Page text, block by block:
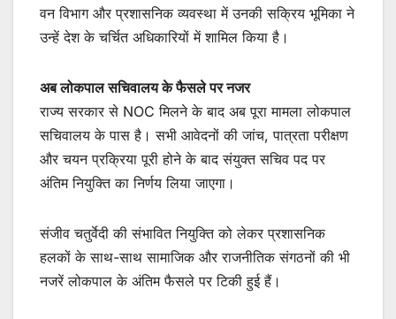
वन विभाग और प्रशासनिक व्यवस्था में उनकी सक्रिय भूमिका ने
उन्हें देश के चर्चित अधिकारियों में शामिल किया है।
अब लोकपाल सचिवालय के फैसले पर नजर
राज्य सरकार से NOC मिलने के बाद अब पूरा मामला लोकपाल
सचिवालय के पास है। सभी आवेदनों की जांच, पात्रता परीक्षण
और चयन प्रक्रिया पूरी होने के बाद संयुक्त सचिव पद पर
अंतिम नियुक्ति का निर्णय लिया जाएगा।
संजीव चतुर्वेदी की संभावित नियुक्ति को लेकर प्रशासनिक
हलकों के साथ-साथ सामाजिक और राजनीतिक संगठनों की भी
नजरें लोकपाल के अंतिम फैसले पर टिकी हुई हैं।